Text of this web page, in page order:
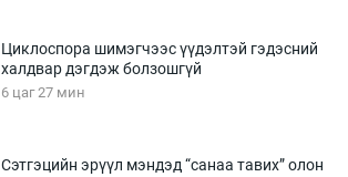
Циклоспора шимэгчээс үүдэлтэй гэдэсний
халдвар дэгдэж болзошгүй
6 цаг 27 мин
Сэтгэцийн эрүүл мэндэд “санаа тавих” олон